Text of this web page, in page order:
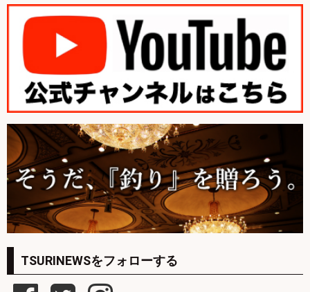
TSURINEWSをフォローする